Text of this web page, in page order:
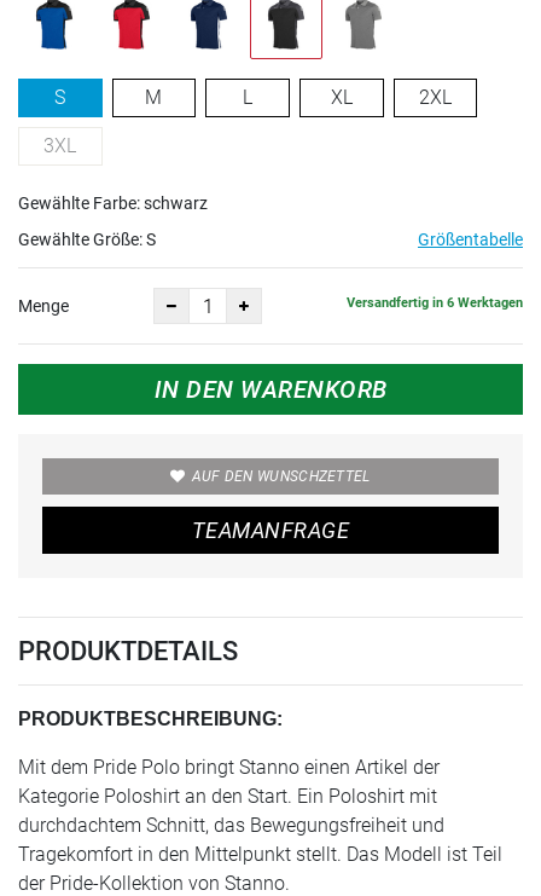
S M L XL 2XL
3XL
Gewählte Farbe: schwarz
Gewählte Größe:S Größentabelle
Menge Versandfertig in 6 Werktagen
IN DEN WARENKORB
AUF DEN WUNSCHZETTEL
TEAMANFRAGE
PRODUKTDETAILS
PRODUKTBESCHREIBUNG:
Mit dem Pride Polo bringt Stanno einen Artikel der
Kategorie Poloshirt an den Start. Ein Poloshirt mit
durchdachtem Schnitt, das Bewegungsfreiheit und
Tragekomfort in den Mittelpunkt stellt. Das Modell ist Teil
der Pride-Kollektion von Stanno.